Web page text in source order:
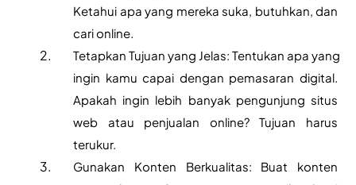
Ketahui apa yang mereka suka, butuhkan, dan
cari online.
Tetapkan Tujuan yang Jelas: Tentukan apa yang
ingin kamu capai dengan pemasaran digital.
Apakah ingin lebih banyak pengunjung situs
web atau penjualan online? Tujuan harus
terukur.
Gunakan Konten Berkualitas: Buat konten